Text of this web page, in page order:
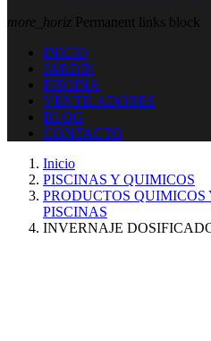
more_horiz Permanent links block
INICIO
JARDIN
PISCINA
VENTILADORES
BLOG
CONTACTO
Inicio
PISCINAS Y QUIMICOS
PRODUCTOS
PISCINAS
INVERNAJE